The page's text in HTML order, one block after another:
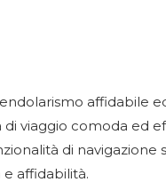
affidabile
di viaggio comoda ed
di navigazione
affidabilità.